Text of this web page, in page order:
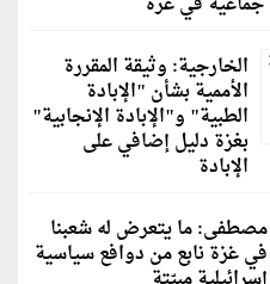
الخارجية: وثيقة المقررة
الأممية بشأن "الإبادة
الطبية" و"الإبادة الإنجابية"
بغزة دليل إضافي على
الإبادة
مصطفى: ما يتعرض له شعبنا
في غزة نابع من دوافع سياسية